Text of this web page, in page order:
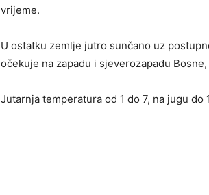
vrijeme.
U ostatku zemlje jutro sunčano uz
očekuje na zapadu i sjeverozapadu
Jutarnja temperatura od 1 do 7, na jugu do